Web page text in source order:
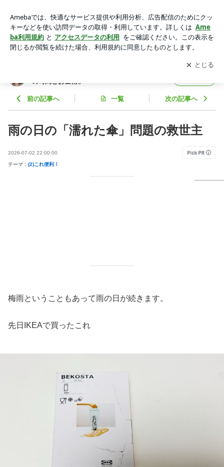
シャルブログ「下村志保美の時間とお金術」Powered by Ame
アプリをダウンロードして ブログの更新通知
を受け取りまし
ょう。
開く
の時間とお金術」
前の記事へ 一覧 次の記事へ
雨の日の「濡れた傘」問題の救世主
2026-07-02 22:00:00
テーマ： (2)これ便利！
梅雨ということもあって雨の日が続きます。
先日IKEAで買ったこれ